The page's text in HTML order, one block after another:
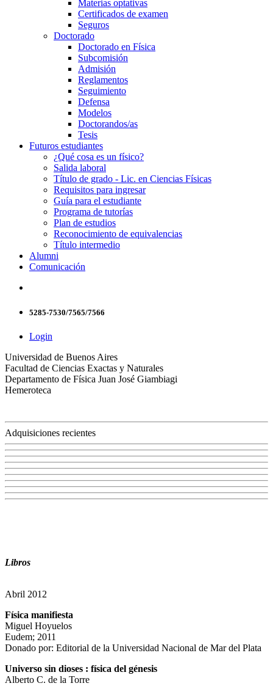
Materias optativas
Certificados de examen
Seguros
Doctorado
Doctorado en Física
Subcomisión
Admisión
Reglamentos
Seguimiento
Defensa
Modelos
Doctorandos/as
Tesis
Futuros estudiantes
¿Qué cosa es un físico?
Salida laboral
Título de grado - Lic. en Ciencias Físicas
Requisitos para ingresar
Guía para el estudiante
Programa de tutorías
Plan de estudios
Reconocimiento de equivalencias
Título intermedio
Alumni
Comunicación
5285-7530/7565/7566
Login
Universidad de Buenos Aires
Facultad de Ciencias Exactas y Naturales
Departamento de Física Juan José Giambiagi
Hemeroteca
Adquisiciones recientes
Libros
Abril 2012
Física manifiesta
Miguel Hoyuelos
Eudem; 2011
Donado por: Editorial de la Universidad Nacional de Mar del Plata
Universo sin dioses : física del génesis
Alberto C. de la Torre